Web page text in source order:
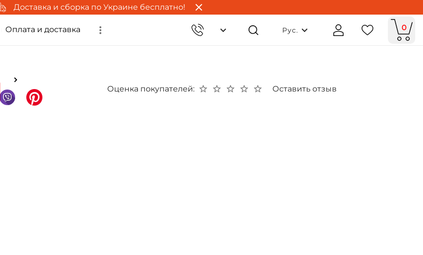
Доставка и сборка по Украине бесплатно!
Оплата и доставка Рус. 0
Оценка покупателей: Оставить отзыв